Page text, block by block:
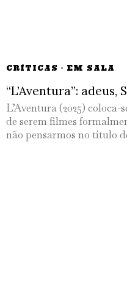
CRÍTICAS · EM SALA
“L’Aventura”: adeus,
L’Aventura (2025)
de serem filmes
não pensarmos no título